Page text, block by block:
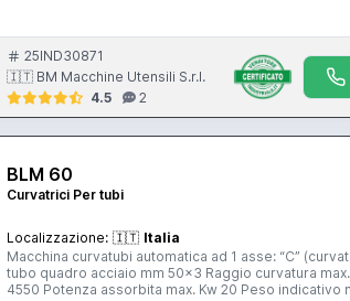
25IND30871
🇮🇹 BM Macchine Utensili S.r.l.
4.5
2
BLM 60
Curvatrici Per tubi
Localizzazione: 🇮🇹 Italia
Macchina curvatubi automatica ad 1 asse: “C” (curvatura) Capacità
tubo quadro acciaio mm 50x3 Raggio curvatura max. con rulli mm 300 Raggio curvatura min. interno mm 35